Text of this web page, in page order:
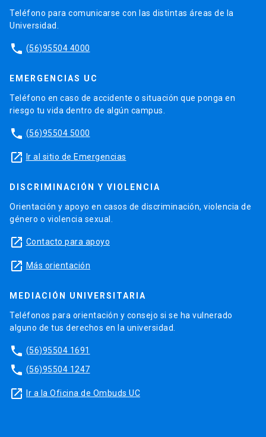
Teléfono para comunicarse con las distintas áreas de la
Universidad.
phone (56)95504 4000
EMERGENCIAS UC
Teléfono en caso de accidente o situación que ponga en
riesgo tu vida dentro de algún campus.
phone (56)95504 5000
launch Ir al sitio de Emergencias
DISCRIMINACIÓN Y VIOLENCIA
Orientación y apoyo en casos de discriminación, violencia de
género o violencia sexual.
launch Contacto para apoyo
launch Más orientación
MEDIACIÓN UNIVERSITARIA
Teléfonos para orientación y consejo si se ha vulnerado
alguno de tus derechos en la universidad.
phone (56)95504 1691
phone (56)95504 1247
launch Ir a la Oficina de Ombuds UC